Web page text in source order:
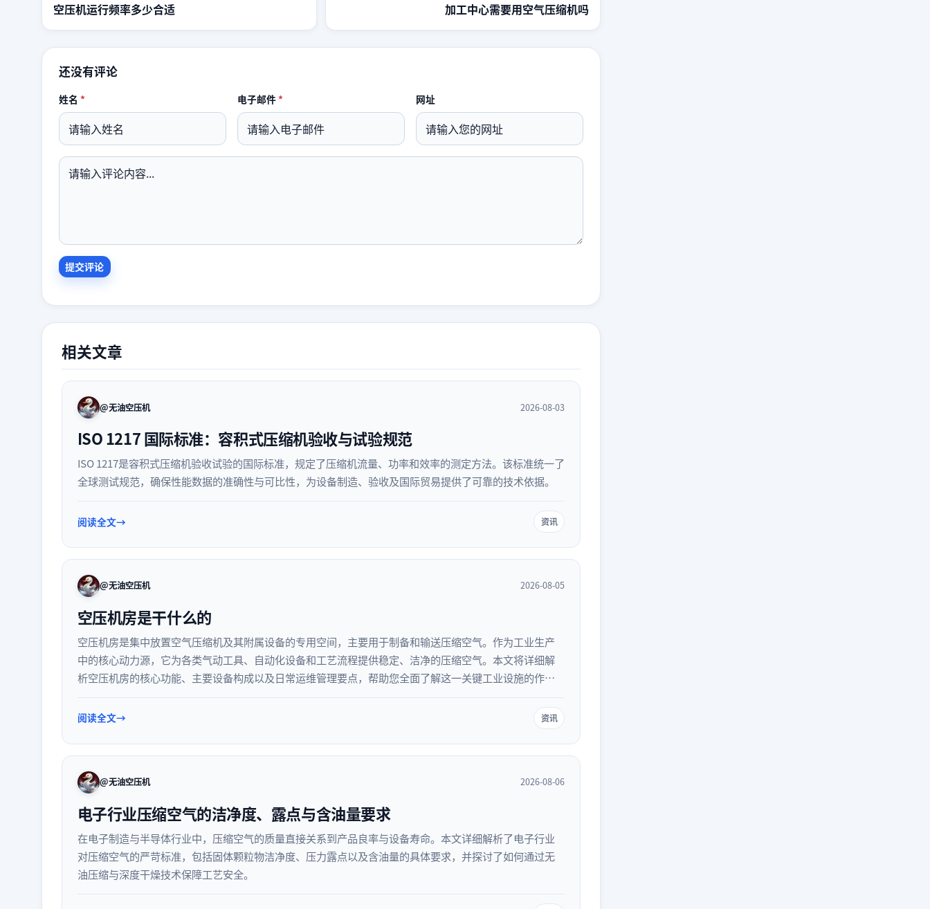
空压机运行频率多少合适 加工中心需要用空气压缩机吗
还没有评论
姓名 * 电子邮件* 网址
相关文章
@无油空压机 2026-08-03
ISO 1217 国际标准：容积式压缩机验收与试验规范
ISO 1217是容积式压缩机验收试验的国际标准，规定了压缩机流量、功率和效率的测定方法。该标准统一了
全球测试规范，确保性能数据的准确性与可比性，为设备制造、验收及国际贸易提供了可靠的技术依据。
阅读全文 资讯
@无油空压机 2026-08-05
空压机房是干什么的
空压机房是集中放置空气压缩机及其附属设备的专用空间，主要用于制备和输送压缩空气。作为工业生产
中的核心动力源，它为各类气动工具、自动化设备和工艺流程提供稳定、洁净的压缩空气。本文将详细解
析空压机房的核心功能、主要设备构成以及日常运维管理要点，帮助您全面了解这一关键工业设施的作
阅读全文 资讯
@无油空压机 2026-08-06
电子行业压缩空气的洁净度、露点与含油量要求
在电子制造与半导体行业中，压缩空气的质量直接关系到产品良率与设备寿命。本文详细解析了电子行业
对压缩空气的严苛标准，包括固体颗粒物洁净度、压力露点以及含油量的具体要求，并探讨了如何通过无
油压缩与深度干燥技术保障工艺安全。